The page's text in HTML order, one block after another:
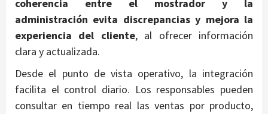
coherencia entre el mostrador y la
administración evita discrepancias y mejora la
experiencia del cliente, al ofrecer información
clara y actualizada.
Desde el punto de vista operativo, la integración
facilita el control diario. Los responsables pueden
consultar en tiempo real las ventas por producto,